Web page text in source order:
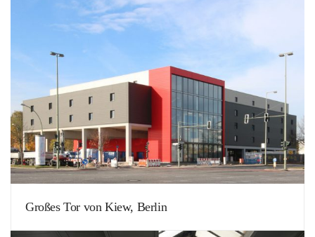
Großes Tor von Kiew, Berlin